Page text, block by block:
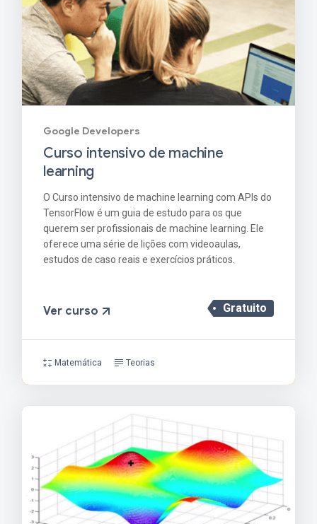
Google Developers
Curso intensivo de machine
learning
O Curso intensivo de machine learning com APIs do
TensorFlow é um guia de estudo para os que
querem ser profissionais de machine learning. Ele
oferece uma série de lições com videoaulas,
estudos de caso reais e exercícios práticos.
Gratuito
Ver curso
Matemática Teorias